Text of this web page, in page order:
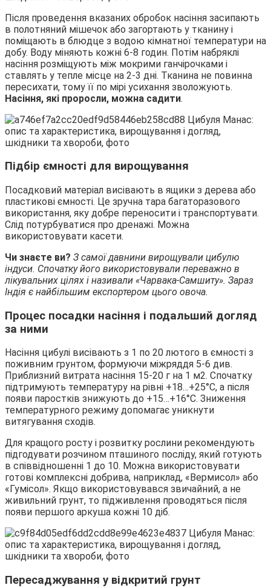
Після проведення вказаних обробок насіння засипають
в полотняний мішечок або загортають у тканину і
поміщають в блюдце з водою кімнатної температури на
добу. Воду міняють кожні 6-8 годин. Потім набряклі
насіння розміщують між мокрими ганчірочками і
ставлять у тепле місце на 2-3 дні. Тканина не повинна
пересихати, тому її по мірі усихання зволожують.
Насіння, які проросли, можна садити.
Підбір ємності для вирощування
Посадковий матеріал висівають в ящики з дерева або
пластикові ємності. Це зручна тара багаторазового
використання, яку добре переносити і транспортувати.
Слід потурбуватися про дренажі. Можна
використовувати касети.
Чи знаєте ви? З самої давнини вирощували цибулю
індуси. Спочатку його використовували переважно в
лікувальних цілях і називали «Чарвака-Самшиту». Зараз
Індія є найбільшим експортером цього овоча.
Процес посадки насіння і подальший догляд
за ними
Насіння цибулі висівають з 1 по 20 лютого в ємності з
поживним грунтом, формуючи міжряддя 5-6 див.
Приблизний витрата насіння 15-20 г на 1 м2. Спочатку
підтримують температуру на рівні +18…+25°C, а після
появи паростків знижують до +15…+16°С. Зниження
температурного режиму допомагає уникнути
витягування сходів.
Для кращого росту і розвитку рослини рекомендують
підгодувати розчином пташиного посліду, який готують
в співвідношенні 1 до 10. Можна використовувати
готові комплексні добрива, наприклад, «Вермисол» або
«Гумісол». Якщо використовувався звичайний, а не
живильний грунт, то підживлення проводяться після
появи першого аркуша кожні 10 діб.
Пересаджування у відкритий грунт